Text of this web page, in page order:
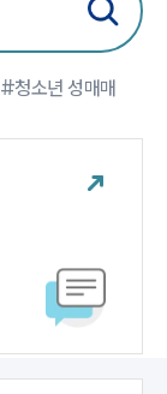
#청소년 성매매